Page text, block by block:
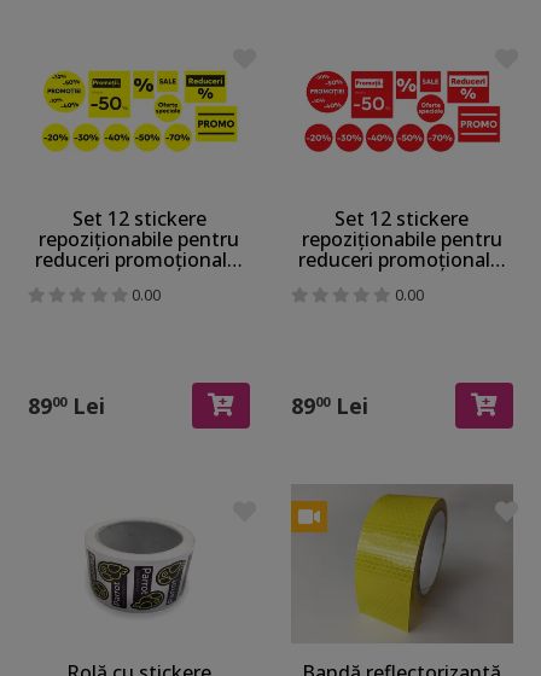
Set 12 stickere
repoziționabile pentru
reduceri promoționale,
culoare galbenă, Folina,
racletă aplicare inclusă
0.00
8900Lei
Set 12 stickere
repoziționabile pentru
reduceri promoționale,
culoare roșie, Folina,
racletă aplicare inclusă
0.00
8900Lei